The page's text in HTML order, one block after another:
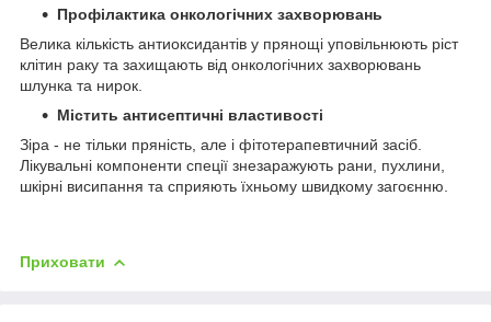
Профілактика онкологічних захворювань
Велика кількість антиоксидантів у прянощі уповільнюють ріст
клітин раку та захищають від онкологічних захворювань
шлунка та нирок.
Містить антисептичні властивості
Зіра - не тільки пряність, але і фітотерапевтичний засіб.
Лікувальні компоненти спеції знезаражують рани, пухлини,
шкірні висипання та сприяють їхньому швидкому загоєнню.
Приховати